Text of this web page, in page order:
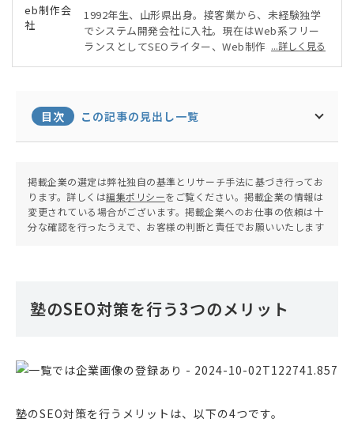
1992年生、山形県出身。接客業から、未経験独学
でシステム開発会社に入社。現在はWeb系フリー
ランスとしてSEOライター、Web制作、Webデザ
...詳しく見る
目次 この記事の見出し一覧
掲載企業の選定は弊社独自の基準とリサーチ手法に基づき行ってお
ります。詳しくは編集ポリシーをご覧ください。掲載企業の情報は
変更されている場合がございます。掲載企業へのお仕事の依頼は十
分な確認を行ったうえで、お客様の判断と責任でお願いいたします
塾のSEO対策を行う3つのメリット
塾のSEO対策を行うメリットは、以下の4つです。